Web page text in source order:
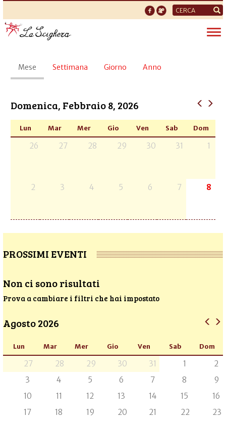
Form
di
ricerca
Schede
primarie
Mese (scheda
attiva)
Settimana Giorno Anno
Domenica, Febbraio 8, 2026
Lun Mar Mer Gio Ven Sab Dom
26 27 28 29 30 31 1
2 3 4 5 6 7 8
PROSSIMI EVENTI
Non ci sono risultati
Prova a cambiare i filtri che hai impostato
Agosto 2026
Lun Mar Mer Gio Ven Sab Dom
27 28 29 30 31 1
2
3
4 5 6 7 8
9
10
11 12 13 14 15
16
17
18 19 20 21 22
23